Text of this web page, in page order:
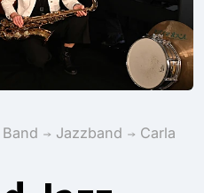
Jazzband
Carla